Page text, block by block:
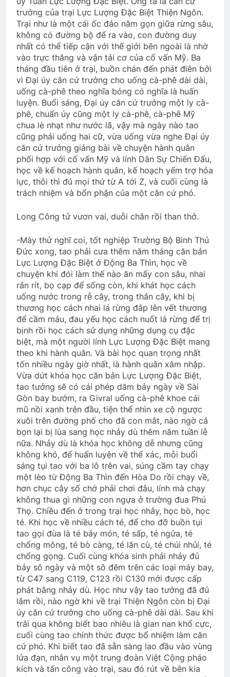
trưởng của trại Lực Lượng Đặc Biệt Thiện Ngôn.
Trại như là một cái ốc đảo nằm gọn giữa rừng sâu,
không có đường bộ để ra vào, con đường duy
nhất có thể tiếp cận với thế giới bên ngoài là nhờ
vào trực thăng và vận tải cơ của cố vấn Mỹ. Ba
tháng đầu tiên ở trại, buồn chán đến phát điên bởi
vì Đại úy căn cứ trưởng cho uống cà-phê dài dài,
uống cà-phê theo nghĩa bóng có nghĩa là huấn
luyện. Buổi sáng, Đại úy căn cứ trưởng một ly cà-
phê, chuẩn úy cũng một ly cà-phê, cà-phê Mỹ
chua lè nhạt như nước lã, vậy mà ngày nào tao
cũng phải uống hai cữ, vừa uống vừa nghe Đại úy
căn cứ trưởng giảng bài về chuyện hành quân
phối hợp với cố vấn Mỹ và lính Dân Sự Chiến Đấu,
học về kế hoạch hành quân, kế hoạch yểm trợ hỏa
lực, thôi thì đủ mọi thứ từ A tới Z, và cuối cùng là
trách nhiệm và bổn phận của một căn cứ phó.
Long Công tử vươn vai, duỗi chân rồi than thở.
-Mày thử nghĩ coi, tốt nghiệp Trường Bộ Binh Thủ
Đức xong, tao phải cưa thêm năm tháng căn bản
Lực Lượng Đặc Biệt ở Động Ba Thìn, học về
chuyện khi đói làm thế nào ăn mấy con sâu, nhai
rắn rít, bọ cạp để sống còn, khi khát học cách
uống nước trong rễ cây, trong thân cây, khi bị
thương học cách nhai lá rừng đắp lên vết thương
để cầm máu, đau yếu học cách nuốt lá rừng để trị
bịnh rồi học cách sử dụng những dụng cụ đặc
biệt, mà một người lính Lực Lượng Đặc Biệt mang
theo khi hành quân. Và bài học quan trọng nhất
tốn nhiều ngày giờ nhất, là hành quân xâm nhập.
Vừa dứt khóa học căn bản Lực Lượng Đặc Biệt,
tao tưởng sẽ có cái phép dăm bảy ngày về Sài
Gòn bay bướm, ra Givral uống cà-phê khoe cái
mũ nồi xanh trên đầu, tiện thể nhìn xe cộ ngược
xuôi trên đường phố cho đã con mắt, nào ngờ cả
bọn lại bị lùa sang học nhảy dù thêm năm tuần lễ
nữa. Nhảy dù là khóa học không dễ nhưng cũng
không khó, để huấn luyện về thể xác, mỗi buổi
sáng tụi tao với ba lô trên vai, súng cầm tay chạy
một lèo từ Động Ba Thìn đến Hòa Do rồi chạy về,
hơn chục cây số chớ phải chơi đâu, lính mà chạy
không thua gì những con ngựa ở trường đua Phú
Thọ. Chiều đến ở trong trại học nhảy, học bò, học
té. Khi học về nhiều cách té, để cho đỡ buồn tụi
tao gọi đùa là té bảy món, té sấp, té ngửa, té
chổng mông, té bò càng, té lăn cù, té chúi nhủi, té
chổng gọng. Cuối cùng khóa sinh phải nhảy đủ
bảy sô ngày và một sô đêm trên các loại máy bay,
từ C47 sang C119, C123 rồi C130 mới được cấp
phát bằng nhảy dù. Học như vậy tao tưởng đã đủ
lắm rồi, nào ngờ khi về trại Thiện Ngôn còn bị Đại
úy căn cứ trưởng cho uống cà-phê dài dài. Sau khi
trải qua không biết bao nhiêu là gian nan khổ cực,
cuối cùng tao chính thức được bổ nhiệm làm căn
cứ phó. Khi biết tao đã sẵn sàng lao đầu vào vùng
lửa đạn, nhân vụ một trung đoàn Việt Cộng pháo
kích và tấn công vào trại, sau đó rút về bên kia